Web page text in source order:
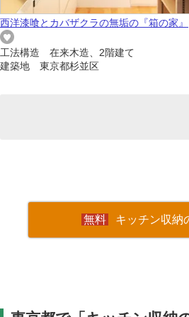
西洋漆喰とカバザクラの無垢の『箱の家』
工法構造 在来木造、2階建て
建築地 東京都杉並区
キッチン収納